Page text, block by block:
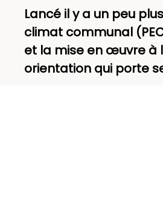
Lancé il y a un peu
climat communal
et la mise en œuvre à
orientation qui porte